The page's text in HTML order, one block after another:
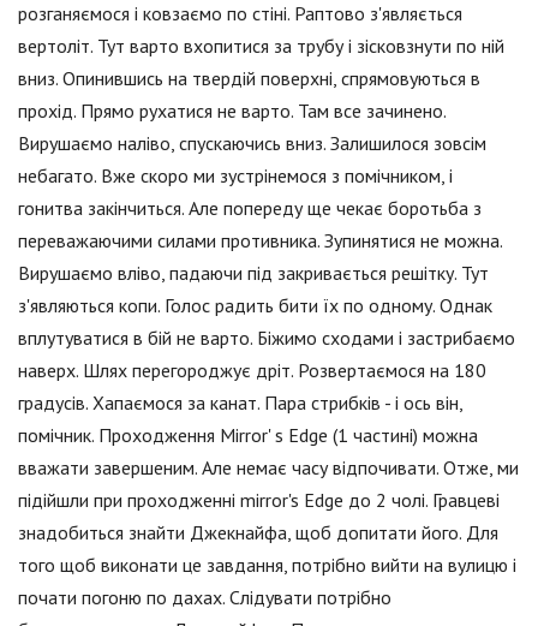
розганяємося і ковзаємо по стіні. Раптово з'являється
вертоліт. Тут варто вхопитися за трубу і зісковзнути по ній
вниз. Опинившись на твердій поверхні, спрямовуються в
прохід. Прямо рухатися не варто. Там все зачинено.
Вирушаємо наліво, спускаючись вниз. Залишилося зовсім
небагато. Вже скоро ми зустрінемося з помічником, і
гонитва закінчиться. Але попереду ще чекає боротьба з
переважаючими силами противника. Зупинятися не можна.
Вирушаємо вліво, падаючи під закривається решітку. Тут
з'являються копи. Голос радить бити їх по одному. Однак
вплутуватися в бій не варто. Біжимо сходами і застрибаємо
наверх. Шлях перегороджує дріт. Розвертаємося на 180
градусів. Хапаємося за канат. Пара стрибків - і ось він,
помічник. Проходження Mirror' s Edge (1 частині) можна
вважати завершеним. Але немає часу відпочивати. Отже, ми
підійшли при проходженні mirror's Edge до 2 чолі. Гравцеві
знадобиться знайти Джекнайфа, щоб допитати його. Для
того щоб виконати це завдання, потрібно вийти на вулицю і
почати погоню по дахах. Слідувати потрібно